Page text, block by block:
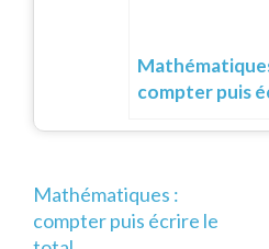
compter puis
Navigation
de
Mathématiques :
compter puis écrire le